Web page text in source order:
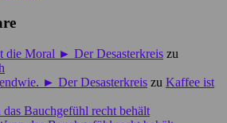
die Moral ► Der Desasterkreis zu
► Der Desasterkreis zu Kaffee ist
das Bauchgefühl recht behält